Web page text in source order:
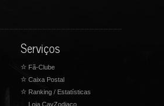
Serviços
☆ Fã-Clube
☆ Caixa Postal
☆ Ranking / Estatísticas
Loja CavZodiaco